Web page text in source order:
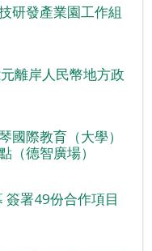
研發產業園工作組
離岸人民幣地方政
國際教育（大學）
德智廣場）
署49份合作項目